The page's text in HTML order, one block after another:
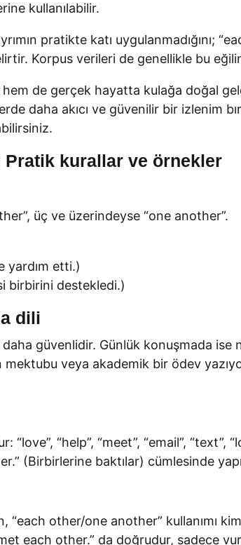
kullanılabilir.
pratikte katı uygulanmadığını;
Korpus verileri de genellikle bu
de gerçek hayatta kulağa doğal
daha akıcı ve güvenilir bir izlenim
Pratik kurallar ve örnekler
üç ve üzerindeyse “one another”.
yardım etti.)
birbirini destekledi.)
dili
güvenlidir. Günlük konuşmada ise
veya akademik bir ödev
“love”, “help”, “meet”, “email”,
(Birbirlerine baktılar) cümlesinde
other/one another” kullanımı
each other.” da doğrudur, sadece